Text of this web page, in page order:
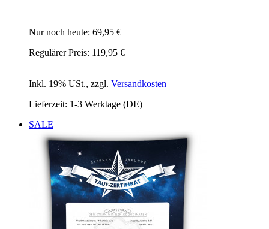
Nur noch heute: 69,95 €
Regulärer Preis: 119,95 €
Inkl. 19% USt., zzgl. Versandkosten
Lieferzeit: 1-3 Werktage (DE)
SALE